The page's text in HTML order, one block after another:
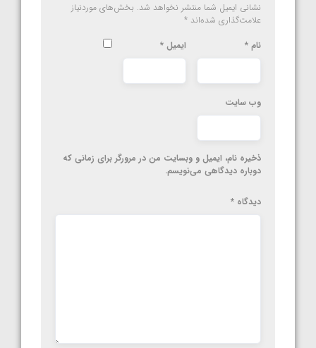
نشانی ایمیل شما منتشر نخواهد شد. بخش‌های موردنیاز
علامت‌گذاری شده‌اند *
نام * ایمیل *
وب‌ سایت
ذخیره نام، ایمیل و وبسایت من در مرورگر برای زمانی که
دوباره دیدگاهی می‌نویسم.
دیدگاه *